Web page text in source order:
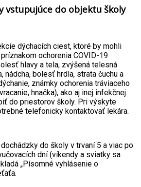
vstupujúce do objektu školy
dýchacích ciest, ktoré by mohli
ochorenia COVID-19
hlavy a tela, zvýšená telesná
nádcha, bolesť hrdla, strata čuchu a
známky ochorenia tráviaceho
hnačka), ako aj inej infekčnej
do priestorov školy. Pri výskyte
telefonicky kontaktovať lekára.
do školy v trvaní 5 a viac po
dní (víkendy a sviatky sa
„Písomné vyhlásenie o